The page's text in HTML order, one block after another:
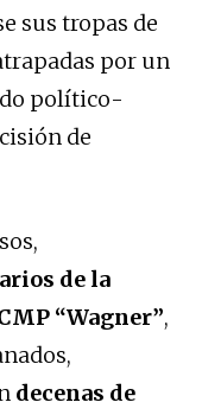
sus tropas de
por un
político-
de
de la
“Wagner”,
decenas de